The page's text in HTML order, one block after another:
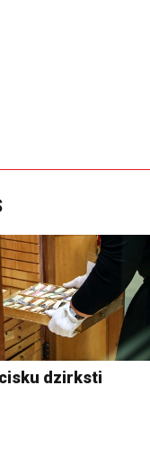
dzirksti